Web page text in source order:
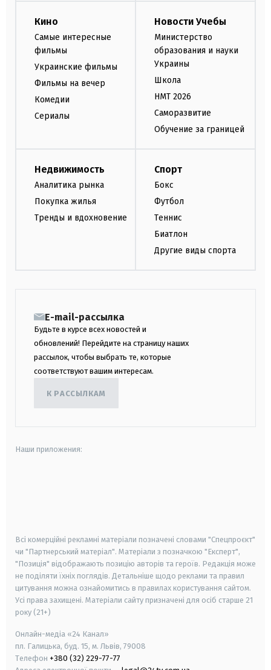
Кино
Самые интересные
фильмы
Украинские фильмы
Фильмы на вечер
Комедии
Сериалы
Новости Учебы
Министерство
образования и науки
Украины
Школа
НМТ 2026
Саморазвитие
Обучение за границей
Недвижимость
Аналитика рынка
Покупка жилья
Тренды и вдохновение
Спорт
Бокс
Футбол
Теннис
Биатлон
Другие виды спорта
E-mail-рассылка
Будьте в курсе всех новостей и
обновлений! Перейдите на страницу наших
рассылок, чтобы выбрать те, которые
соответствуют вашим интересам.
К РАССЫЛКАМ
Наши приложения:
Всі комерційні рекламні матеріали позначені словами "Спецпроєкт"
чи "Партнерський матеріал". Матеріали з позначкою "Експерт",
"Позиція" відображають позицію авторів та героїв. Редакція може
не поділяти їхніх поглядів. Детальніше щодо реклами та правил
цитування можна ознайомитись в правилах користування сайтом.
Усі права захищені. Матеріали сайту призначені для осіб старше 21
року (21+)
Онлайн-медіа «24 Канал»
пл. Галицька, буд. 15, м. Львів, 79008
Телефон +380 (32) 229-77-77